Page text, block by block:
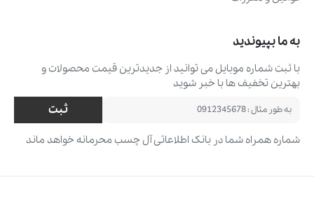
به ما بپیوندید
با ثبت شماره موبایل می ‌توانید از جدیدترین قیمت محصولات و
بهترین تخفیف ‌ها با خبر شوید
ثبت
شماره همراه شما در بانک اطلاعاتی آل چسب محرمانه خواهد ماند